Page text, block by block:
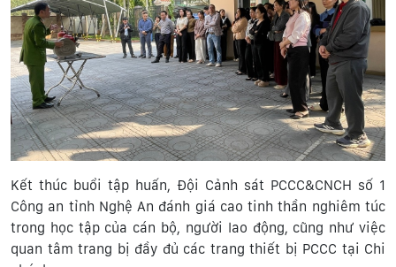
Kết thúc buổi tập huấn, Đội Cảnh sát PCCC&CNCH số 1
Công an tỉnh Nghệ An đánh giá cao tinh thần nghiêm túc
trong học tập của cán bộ, người lao động, cũng như việc
quan tâm trang bị đầy đủ các trang thiết bị PCCC tại Chi